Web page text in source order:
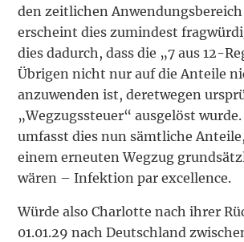
den zeitlichen
erscheint dies zumindest
dies dadurch, dass die „7 aus 12-
Übrigen nicht nur auf die Anteile
anzuwenden ist, deretwegen
„Wegzugssteuer“ ausgelöst
umfasst dies nun sämtliche
einem erneuten Wegzug
wären – Infektion par excellence.
Würde also Charlotte nach ihrer
01.01.29 nach Deutschland